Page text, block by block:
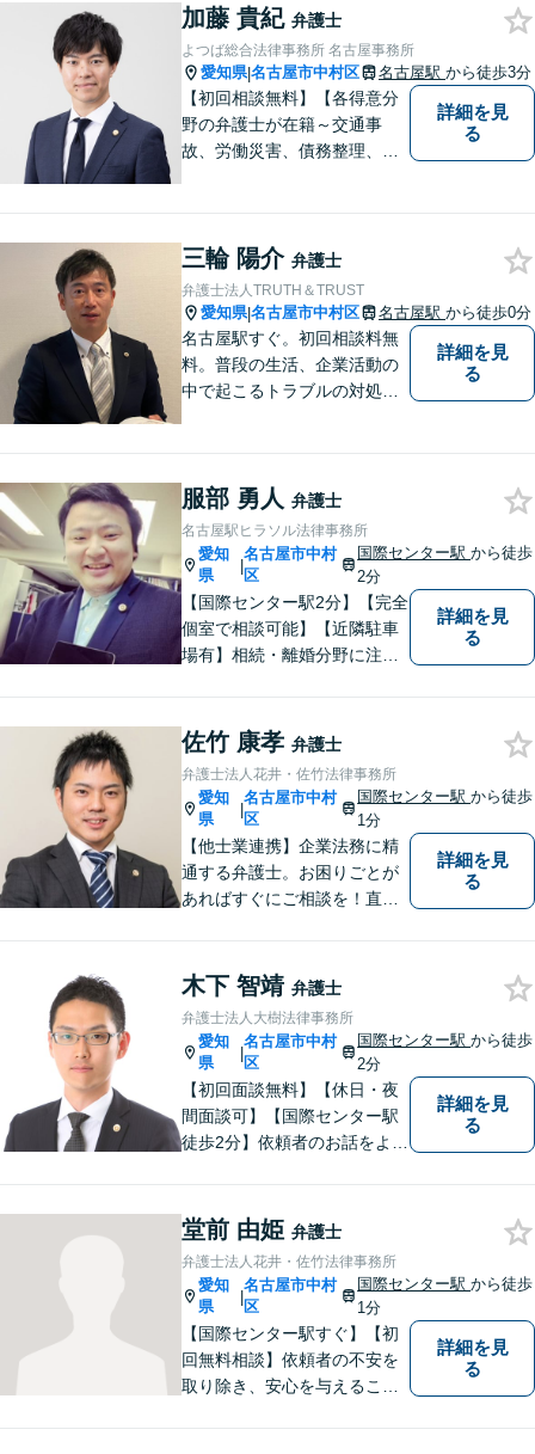
加藤 貴紀 弁護士
よつば総合法律事務所 名古屋事務所
愛知県|名古屋市中村区 名古屋駅 から徒歩3分
【初回相談無料】【各得意分
野の弁護士が在籍～交通事
故、労働災害、債務整理、相
詳細を見
る
三輪 陽介 弁護士
弁護士法人TRUTH＆TRUST
愛知県|名古屋市中村区 名古屋駅 から徒歩0分
名古屋駅すぐ。初回相談料無
料。普段の生活、企業活動の
中で起こるトラブルの対処に
にとって一番良い解決は何か
を考え、最善の解決を目指し
ます。
詳細を見
る
服部 勇人 弁護士
名古屋駅ヒラソル法律事務所
愛知
県
|
名古屋市中村
区
国際センター駅から徒歩
2分
【国際センター駅2分】【完全
個室で相談可能】【近隣駐車
場有】相続・離婚分野に注力
続の専門家と呼ばれる税理士
の登録もしています。頼れ
る、身近な法律事務所を目指
しています。ぜひ、ご相談く
ださい。
詳細を見
る
佐竹 康孝 弁護士
弁護士法人花井・佐竹法律事務所
愛知
県
|
名古屋市中村
区
国際センター駅から徒歩
1分
【他士業連携】企業法務に精
通する弁護士。お困りごとが
あればすぐにご相談を！直面
務所には無いリーガルサービ
スを提供したいという思い
で、日々挑戦してまいりま
す。【土日夜間対応】
詳細を見
る
木下 智靖 弁護士
弁護士法人大樹法律事務所
愛知
県
|
名古屋市中村
区
国際センター駅から徒歩
2分
【初回面談無料】【休日・夜
間面談可】【国際センター駅
徒歩2分】依頼者のお話をよく
せていただきます。お一人で
悩まず、まずはお気軽にご相
談ください。
詳細を見
る
堂前 由姫 弁護士
弁護士法人花井・佐竹法律事務所
愛知
県
|
名古屋市中村
区
国際センター駅から徒歩
1分
【国際センター駅すぐ】【初
回無料相談】依頼者の不安を
取り除き、安心を与えること
詳細を見
る